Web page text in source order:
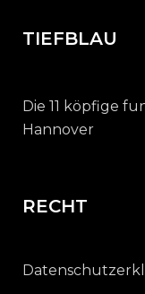
TIEFBLAU
Die 11 köpfige
Hannover
RECHT